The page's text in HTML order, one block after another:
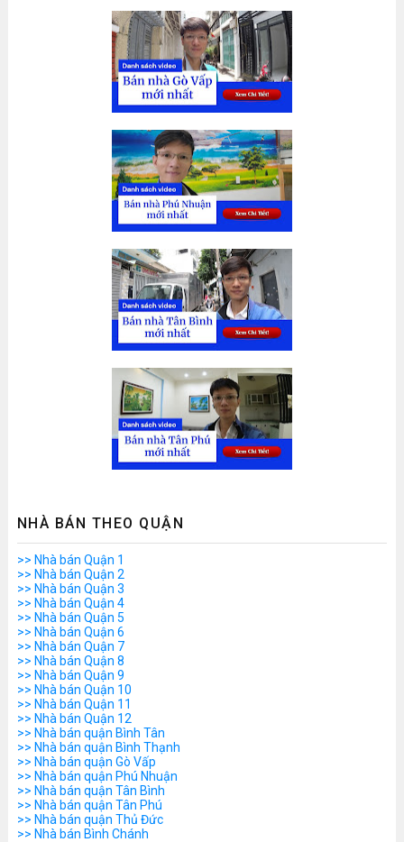
NHÀ BÁN THEO QUẬN
>> Nhà bán Quận 1
>> Nhà bán Quận 2
>> Nhà bán Quận 3
>> Nhà bán Quận 4
>> Nhà bán Quận 5
>> Nhà bán Quận 6
>> Nhà bán Quận 7
>> Nhà bán Quận 8
>> Nhà bán Quận 9
>> Nhà bán Quận 10
>> Nhà bán Quận 11
>> Nhà bán Quận 12
>> Nhà bán quận Bình Tân
>> Nhà bán quận Bình Thạnh
>> Nhà bán quận Gò Vấp
>> Nhà bán quận Phú Nhuận
>> Nhà bán quận Tân Bình
>> Nhà bán quận Tân Phú
>> Nhà bán quận Thủ Đức
>> Nhà bán Bình Chánh